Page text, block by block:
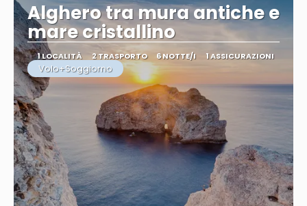
Alghero tra mura antiche e
mare cristallino
1 LOCALITÀ 2 TRASPORTO 6 NOTTE/I 1 ASSICURAZIONI
Volo+Soggiorno